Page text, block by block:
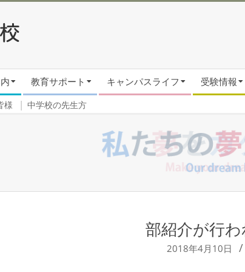
教育サポート キャンパスライフ 受験情報
様 中学校の先生方
部紹介が行
2018年4月10日